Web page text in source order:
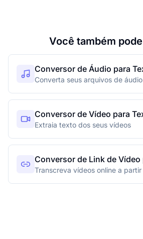
Você também
Conversor de Áudio para
Converta seus arquivos de
Conversor de Vídeo para
Extraia texto dos seus vídeos
Conversor de Link de Vídeo
Transcreva vídeos online a